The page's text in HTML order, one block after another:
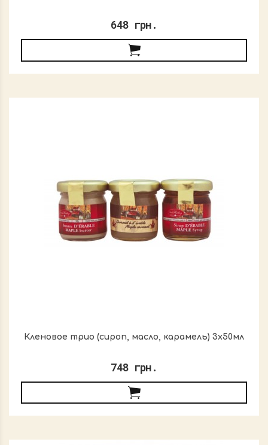
648 грн.
Кленовое трио (сироп, масло, карамель) 3х50мл
748 грн.